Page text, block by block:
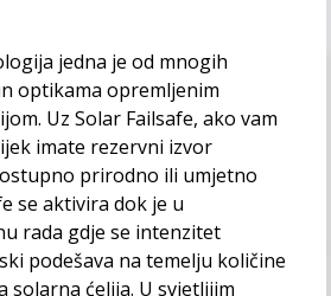
jedna je od mnogih
optikama opremljenim
Uz Solar Failsafe, ako vam
imate rezervni izvor
prirodno ili umjetno
se aktivira dok je u
rada gdje se intenzitet
podešava na temelju količine
solarna ćelija. U svjetlijim